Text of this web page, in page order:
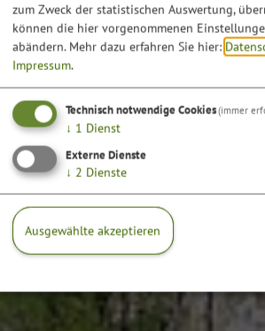
zum Zweck der statistischen Auswertung,
können die hier vorgenommenen
abändern. Mehr dazu erfahren Sie hier:
Impressum.
Technisch notwendige Cookies(immer
↓ 1 Dienst
Externe Dienste
↓ 2 Dienste
Ausgewählte akzeptieren